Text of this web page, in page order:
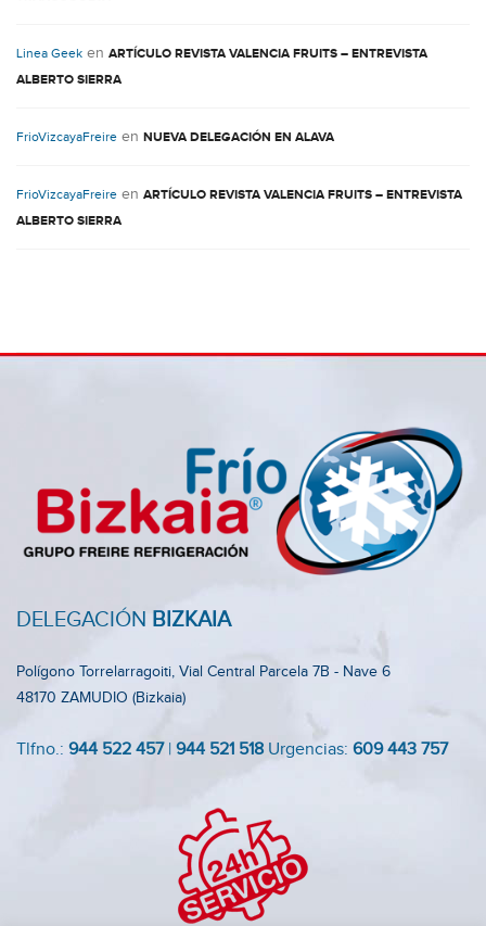
Linea Geek en ARTÍCULO REVISTA VALENCIA FRUITS – ENTREVISTA
ALBERTO SIERRA
FrioVizcayaFreire en NUEVA DELEGACIÓN EN ALAVA
FrioVizcayaFreire en ARTÍCULO REVISTA VALENCIA FRUITS – ENTREVISTA
ALBERTO SIERRA
DELEGACIÓN BIZKAIA
Polígono Torrelarragoiti, Vial Central Parcela 7B - Nave 6
48170 ZAMUDIO (Bizkaia)
Tlfno.: 944 522 457 | 944 521 518 Urgencias: 609 443 757